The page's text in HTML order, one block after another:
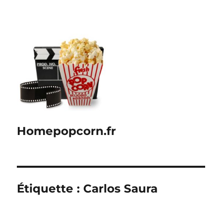
Homepopcorn.fr
Étiquette : Carlos Saura